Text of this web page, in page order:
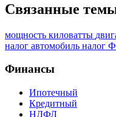
Связанные
мощность киловатты
налог автомобиль налог
Финансы
Ипотечный
Кредитный
НДФЛ